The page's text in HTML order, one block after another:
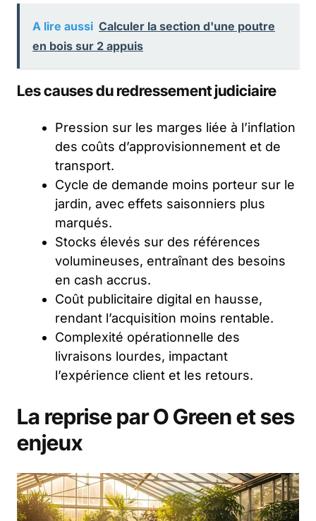
A lire aussi Calculer la section d'une poutre
en bois sur 2 appuis
Les causes du redressement judiciaire
Pression sur les marges liée à l’inflation
des coûts d’approvisionnement et de
transport.
Cycle de demande moins porteur sur le
jardin, avec effets saisonniers plus
marqués.
Stocks élevés sur des références
volumineuses, entraînant des besoins
en cash accrus.
Coût publicitaire digital en hausse,
rendant l’acquisition moins rentable.
Complexité opérationnelle des
livraisons lourdes, impactant
l’expérience client et les retours.
La reprise par O Green et ses
enjeux